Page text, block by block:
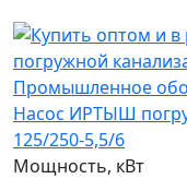
Насос ИРТЫШ
125/250-5,5/6
Мощность, кВт